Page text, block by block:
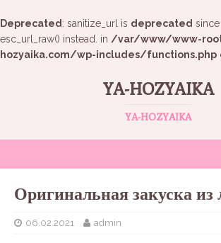
Deprecated : sanitize_url is deprecated
esc_url_raw() instead. in /var/www/www-
hozyaika.com/wp-includes/functions.php
YA-HOZYAIKA
YA-HOZYAIKA
Оригинальная закуска из
06.02.2021 admin